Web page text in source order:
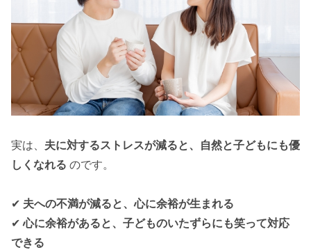
実は、 夫に対するストレスが減ると、自然と子どもにも優
しくなれる のです。
✔ 夫への不満が減ると、心に余裕が生まれる
✔心に余裕があると、子どものいたずらにも笑って対応
できる